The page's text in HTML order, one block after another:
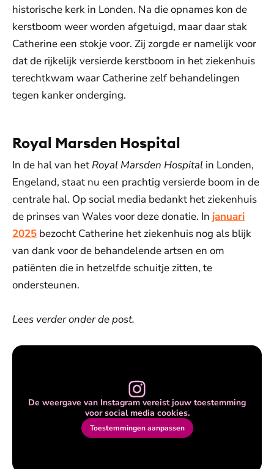
historische kerk in Londen. Na die opnames kon de
kerstboom weer worden afgetuigd, maar daar stak
Catherine een stokje voor. Zij zorgde er namelijk voor
dat de rijkelijk versierde kerstboom in het ziekenhuis
terechtkwam waar Catherine zelf behandelingen
tegen kanker onderging.
Royal Marsden Hospital
In de hal van het Royal Marsden Hospital in Londen,
Engeland, staat nu een prachtig versierde boom in de
centrale hal. Op social media bedankt het ziekenhuis
de prinses van Wales voor deze donatie. In januari
2025 bezocht Catherine het ziekenhuis nog als blijk
van dank voor de behandelende artsen en om
patiënten die in hetzelfde schuitje zitten, te
ondersteunen.
Lees verder onder de post.
De weergave van Instagram vereist jouw toestemming
voor social media cookies.
Toestemmingen aanpassen